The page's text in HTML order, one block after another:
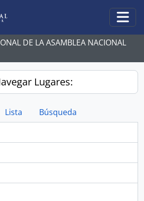
DE LA ASAMBLEA NACIONAL
Lugares:
Lista
Búsqueda